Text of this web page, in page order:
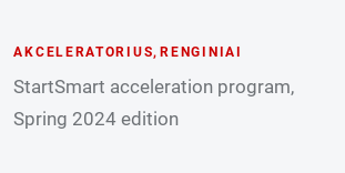
AKCELERATORIUS, RENGINIAI
StartSmart acceleration program,
Spring 2024 edition